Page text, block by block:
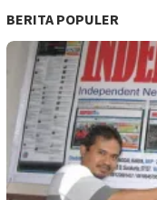
BERITA POPULER